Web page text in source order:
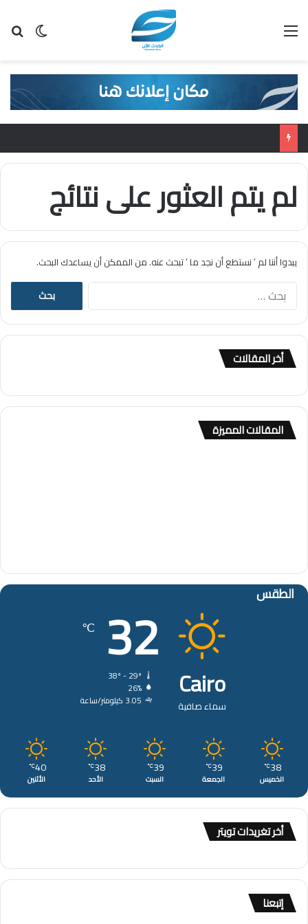
لم يتم العثور على نتائج
يبدوا أننا لم ’ نستطع أن نجد ما ’ تبحث عنه. من الممكن أن يساعدك البحث.
ا
ح
أخر المقالات
المقالات المميزة
الطقس
Cairo
سماء صافية
32
℃
26%
3.05 كيلومتر/ساعة
38
℃
الخميس
39
℃
الجمعة
39
℃
السبت
38
℃
الأحد
40
℃
الأثنين
أخر تغريدات تويتر
إتبعنا